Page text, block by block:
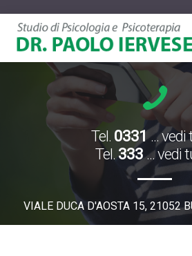
Approccio Clinico
Ambiti D'Intervento
Psicologia Cognitiva
Contatti
Tel. 0331...
Tel.333... vedi
VIALE DUCA D'AOSTA 15, 21052